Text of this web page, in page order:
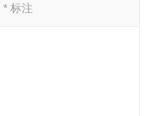
* 标注